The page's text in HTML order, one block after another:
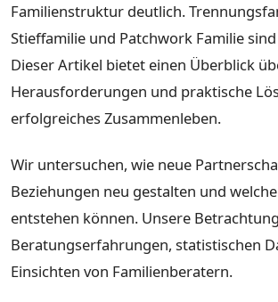
Familienstruktur deutlich.
Stieffamilie und Patchwork Familie
Dieser Artikel bietet einen Überblick
Herausforderungen und praktische
erfolgreiches Zusammenleben.
Wir untersuchen, wie neue
Beziehungen neu gestalten und
entstehen können. Unsere
Beratungserfahrungen, statistischen
Einsichten von Familienberatern.